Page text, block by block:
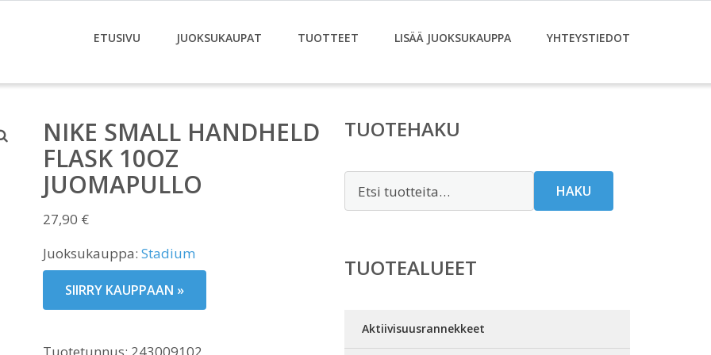
ETUSIVU JUOKSUKAUPAT TUOTTEET LISÄÄ JUOKSUKAUPPA YHTEYSTIEDOT
NIKE SMALL HANDHELD
FLASK 10OZ
JUOMAPULLO
27,90 €
Juoksukauppa: Stadium
SIIRRY KAUPPAAN »
TUOTEHAKU
HAKU
TUOTEALUEET
Aktiivisuusrannekkeet